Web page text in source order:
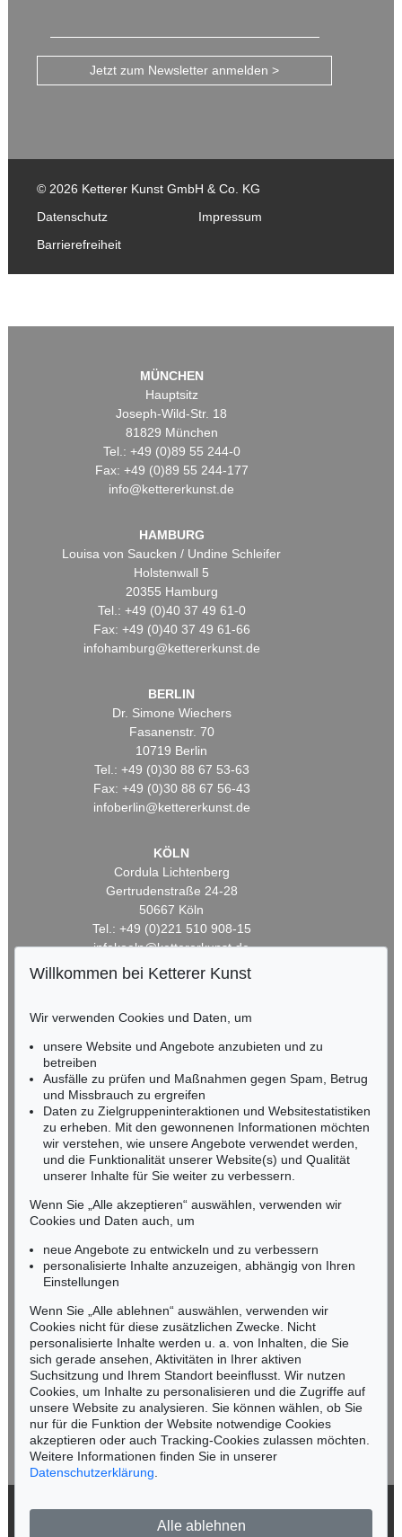
Jetzt zum Newsletter anmelden >
© 2026 Ketterer Kunst GmbH & Co. KG
Datenschutz
Impressum
Barrierefreiheit
MÜNCHEN
Hauptsitz
Joseph-Wild-Str. 18
81829 München
Tel.: +49 (0)89 55 244-0
Fax: +49 (0)89 55 244-177
info@kettererkunst.de
HAMBURG
Louisa von Saucken / Undine Schleifer
Holstenwall 5
20355 Hamburg
Tel.: +49 (0)40 37 49 61-0
Fax: +49 (0)40 37 49 61-66
infohamburg@kettererkunst.de
BERLIN
Dr. Simone Wiechers
Fasanenstr. 70
10719 Berlin
Tel.: +49 (0)30 88 67 53-63
Fax: +49 (0)30 88 67 56-43
infoberlin@kettererkunst.de
KÖLN
Cordula Lichtenberg
Gertrudenstraße 24-28
50667 Köln
Tel.: +49 (0)221 510 908-15
infokoeln@kettererkunst.de
HESSEN
Miriam Heß
Tel.: +49 (0)62 21 58 80-038
Fax: +49 (0)62 21 58 80-595
infoheidelberg@kettererkunst.de
NORDDEUTSCHLAND
Nico Kassel, M.A.
Mobil: +49 (0)171 8618661
n.kassel@kettererkunst.de
Keine Auktion mehr verpassen!
Wir informieren Sie rechtzeitig.
Jetzt zum Newsletter anmelden >
Willkommen bei Ketterer Kunst
Wir verwenden Cookies und Daten, um
unsere Website und Angebote anzubieten und zu
betreiben
Ausfälle zu prüfen und Maßnahmen gegen Spam, Betrug
und Missbrauch zu ergreifen
Daten zu Zielgruppeninteraktionen und Websitestatistiken
zu erheben. Mit den gewonnenen Informationen möchten
wir verstehen, wie unsere Angebote verwendet werden,
und die Funktionalität unserer Website(s) und Qualität
unserer Inhalte für Sie weiter zu verbessern.
Wenn Sie „Alle akzeptieren“ auswählen, verwenden wir
Cookies und Daten auch, um
neue Angebote zu entwickeln und zu verbessern
personalisierte Inhalte anzuzeigen, abhängig von Ihren
Einstellungen
Wenn Sie „Alle ablehnen“ auswählen, verwenden wir
Cookies nicht für diese zusätzlichen Zwecke. Nicht
personalisierte Inhalte werden u. a. von Inhalten, die Sie
sich gerade ansehen, Aktivitäten in Ihrer aktiven
Suchsitzung und Ihrem Standort beeinflusst. Wir nutzen
Cookies, um Inhalte zu personalisieren und die Zugriffe auf
unsere Website zu analysieren. Sie können wählen, ob Sie
nur für die Funktion der Website notwendige Cookies
akzeptieren oder auch Tracking-Cookies zulassen möchten.
Weitere Informationen finden Sie in unserer
Datenschutzerklärung
Alle ablehnen